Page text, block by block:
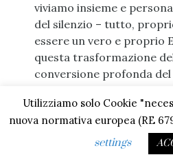
viviamo insieme e
del silenzio – tutto,
essere un vero e proprio
questa trasformazione
conversione profonda
sostituirsi a noi
veri protagonisti di
così importante per la
Utilizziamo solo Cookie
nuova normativa europea (RE
settings